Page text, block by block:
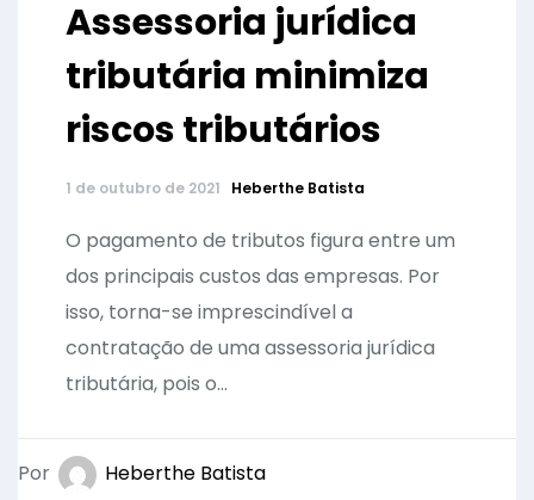
Assessoria jurídica
tributária minimiza
riscos tributários
1 de outubro de 2021 Heberthe Batista
O pagamento de tributos figura entre um
dos principais custos das empresas. Por
isso, torna-se imprescindível a
contratação de uma assessoria jurídica
tributária, pois o...
Por Heberthe Batista